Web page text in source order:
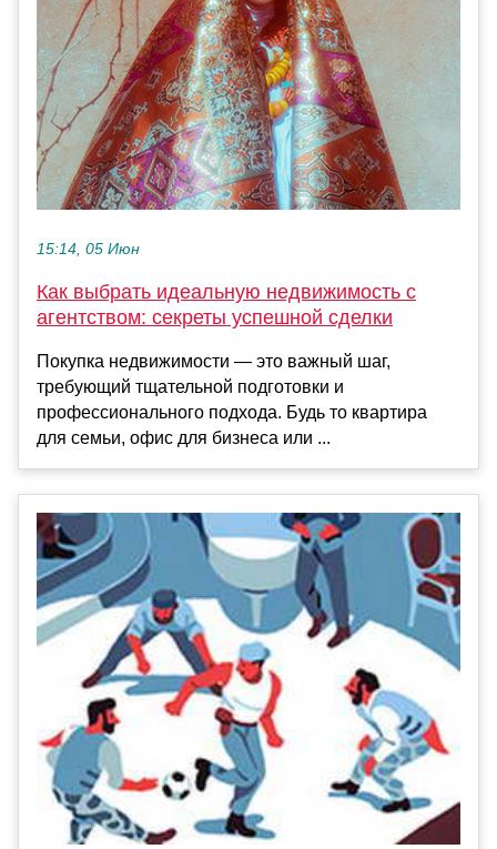
15:14, 05 Июн
Как выбрать идеальную недвижимость с
агентством: секреты успешной сделки
Покупка недвижимости — это важный шаг,
требующий тщательной подготовки и
профессионального подхода. Будь то квартира
для семьи, офис для бизнеса или ...